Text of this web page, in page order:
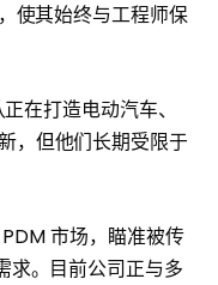
使其始终与工程师保
在打造电动汽车、
，但他们长期受限于
市场，瞄准被传
求。目前公司正与多